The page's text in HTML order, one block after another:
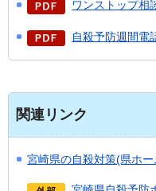
ワンストップ相
自殺予防週間電
関連リンク
宮崎県の自殺対策(県ホ